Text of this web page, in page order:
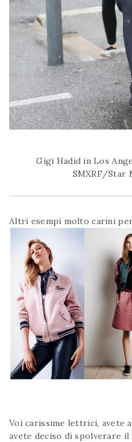
Gigi Hadid in Los
SMXRF/Star
Altri esempi molto carini
Voi carissime lettrici, avete
avete deciso di spolverare il